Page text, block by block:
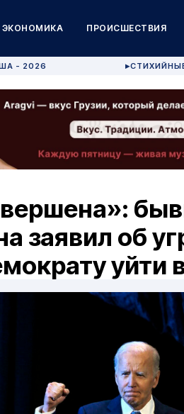
ЭКОНОМИКА ПРОИСШЕСТВИЯ
- 2026 ▶
заявил об
уйти